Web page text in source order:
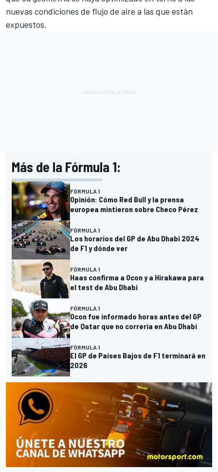
nuevas condiciones de flujo de aire a las que están
expuestos.
Más de la Fórmula 1:
FÓRMULA 1
Opinión: Cómo Red Bull y la prensa
europea mintieron sobre Checo Pérez
FÓRMULA 1
Los horarios del GP de Abu Dhabi 2024
de F1 y dónde ver
FÓRMULA 1
Haas confirma a Ocon y a Hirakawa para
el test de Abu Dhabi
FÓRMULA 1
Ocon fue informado horas antes del GP
de Qatar que no correría en Abu Dhabi
FÓRMULA 1
El GP de Países Bajos de F1 terminará en
2026